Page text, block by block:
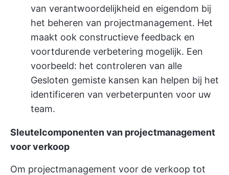
van verantwoordelijkheid en eigendom bij
het beheren van projectmanagement. Het
maakt ook constructieve feedback en
voortdurende verbetering mogelijk. Een
voorbeeld: het controleren van alle
Gesloten gemiste kansen kan helpen bij het
identificeren van verbeterpunten voor uw
team.
Sleutelcomponenten van projectmanagement
voor verkoop
Om projectmanagement voor de verkoop tot